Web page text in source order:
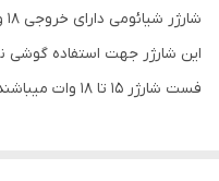
شارژر شیائومی دارای خروجی 18 وات می باشد
فست شارژر 15 تا 18 وات میباشند مناسب است.